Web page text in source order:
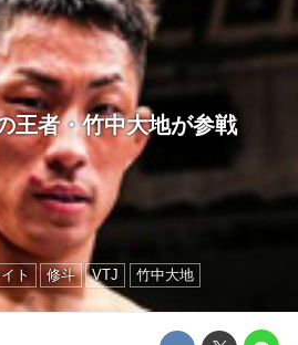
王者・竹中大地が参戦
ト 修斗 VTJ 竹中大地